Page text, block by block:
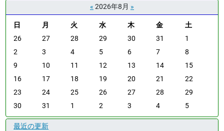
« 2026年8月 »
m
t
h
日 月 火 水 木 金
土
26
27 28 29 30 31
1
2
3 4 5 6 7
8
9
10 11 12 13 14
15
16
17 18 19 20 21
22
23
24 25 26 27 28
29
30
31 1 2 3 4 5
最近の更新